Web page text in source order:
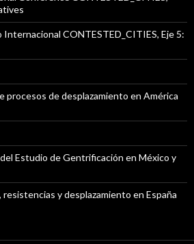
Internacional CONTESTED_CITIES, Eje 5:
procesos de desplazamiento en América
Estudio de Gentrificación en México y
y desplazamiento en España